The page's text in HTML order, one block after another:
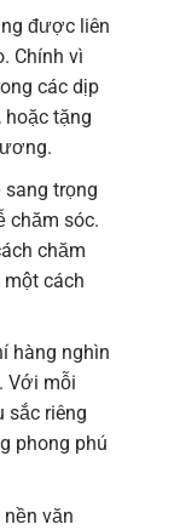
được liên
Chính vì
các dịp
tặng
sang trọng
chăm sóc.
chăm
cách
hàng nghìn
Với mỗi
sắc riêng
phong phú
văn